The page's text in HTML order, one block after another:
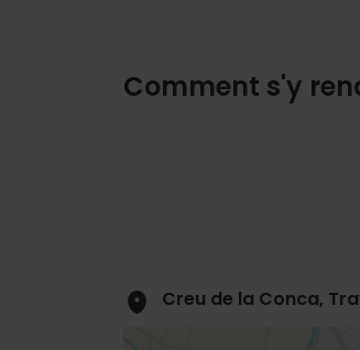
Comment s'y
Creu de la Conca,